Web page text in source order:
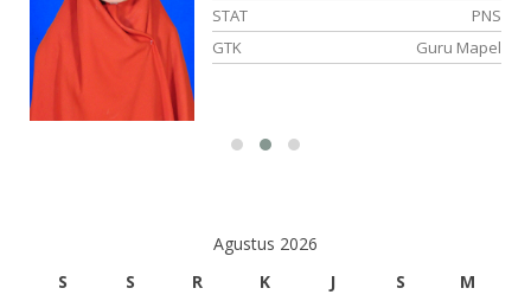
STAT
PNS
GTK
Guru Mapel
Agustus 2026
S
S R K J S
M